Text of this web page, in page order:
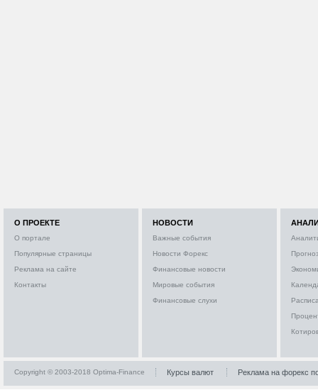
О ПРОЕКТЕ
О портале
Популярные страницы
Реклама на сайте
Контакты
НОВОСТИ
Важные события
Новости Форекс
Финансовые новости
Мировые события
Финансовые слухи
Copyright © 2003-2018 Optima-Finance Курсы валют Реклама на форекс